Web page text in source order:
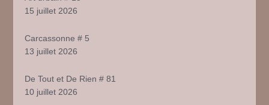
15 juillet 2026
Carcassonne # 5
13 juillet 2026
De Tout et De Rien # 81
10 juillet 2026